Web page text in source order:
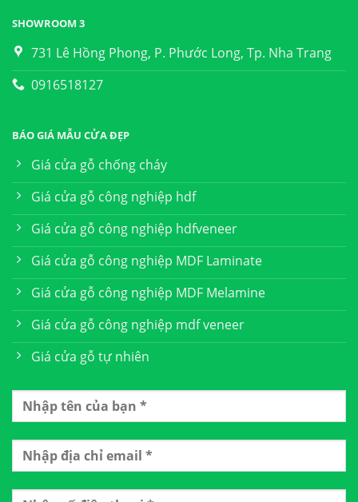
SHOWROOM 3
731 Lê Hồng Phong, P. Phước Long, Tp. Nha Trang
0916518127
BÁO GIÁ MẪU CỬA ĐẸP
Giá cửa gỗ chống cháy
Giá cửa gỗ công nghiệp hdf
Giá cửa gỗ công nghiệp hdfveneer
Giá cửa gỗ công nghiệp MDF Laminate
Giá cửa gỗ công nghiệp MDF Melamine
Giá cửa gỗ công nghiệp mdf veneer
Giá cửa gỗ tự nhiên